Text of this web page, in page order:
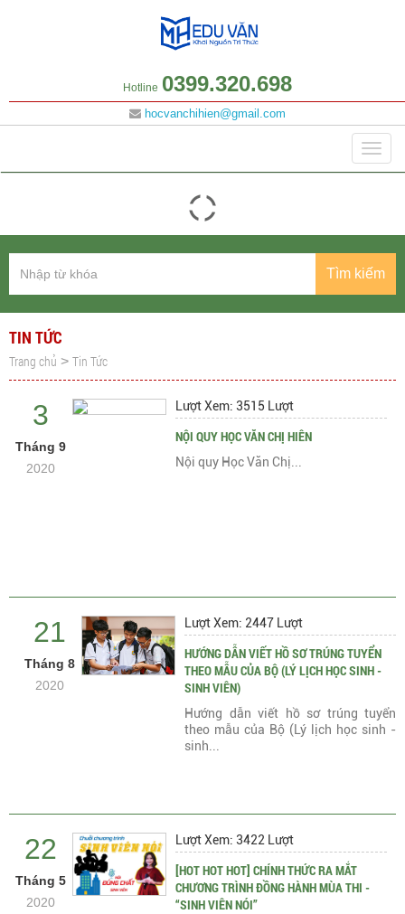
Hotline 0399.320.698
hocvanchihien@gmail.com
Tìm kiếm
TIN TỨC
Trang chủ > Tin Tức
3
Tháng 9
2020
Lượt Xem: 3515 Lượt
NỘI QUY HỌC VĂN CHỊ HIÊN
Nội quy Học Văn Chị...
21
Tháng 8
2020
Lượt Xem: 2447 Lượt
HƯỚNG DẪN VIẾT HỒ SƠ TRÚNG TUYỂN
THEO MẪU CỦA BỘ (LÝ LỊCH HỌC SINH -
SINH VIÊN)
Hướng dẫn viết hồ sơ trúng tuyển
theo mẫu của Bộ (Lý lịch học sinh -
sinh...
22
Tháng 5
2020
Lượt Xem: 3422 Lượt
[HOT HOT HOT] CHÍNH THỨC RA MẮT
CHƯƠNG TRÌNH ĐỒNG HÀNH MÙA THI -
“SINH VIÊN NÓI”